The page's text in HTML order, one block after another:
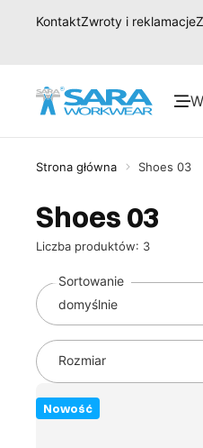
KontaktZwroty i reklamacje
Strona główna Shoes 03
Shoes 03
Liczba produktów: 3
Sortowanie
Rozmiar
Nowość